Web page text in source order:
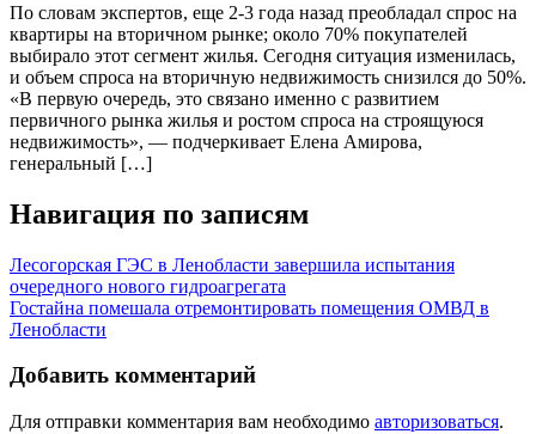
По словам экспертов, еще 2-3 года назад преобладал спрос на
квартиры на вторичном рынке; около 70% покупателей
выбирало этот сегмент жилья. Сегодня ситуация изменилась,
и объем спроса на вторичную недвижимость снизился до 50%.
«В первую очередь, это связано именно с развитием
первичного рынка жилья и ростом спроса на строящуюся
недвижимость», — подчеркивает Елена Амирова,
генеральный […]
Навигация по записям
Лесогорская ГЭС в Ленобласти завершила испытания
очередного нового гидроагрегата
Гостайна помешала отремонтировать помещения ОМВД в
Ленобласти
Добавить комментарий
Для отправки комментария вам необходимо авторизоваться.